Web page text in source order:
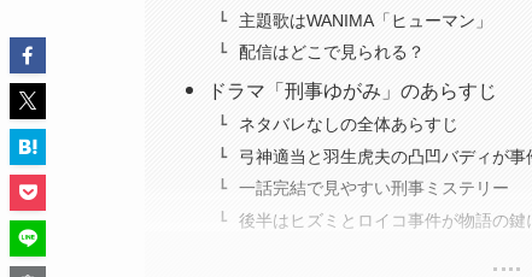
主題歌はWANIMA「ヒューマン」
配信はどこで見られる？
ドラマ「刑事ゆがみ」のあらすじ
ネタバレなしの全体あらすじ
弓神適当と羽生虎夫の凸凹バディが事
一話完結で見やすい刑事ミステリー
後半はヒズミとロイコ事件が物語の鍵